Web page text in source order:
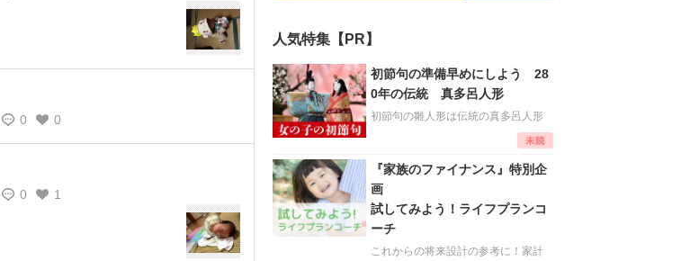
0 0
0 1
人気特集【PR】
初節句の準備早めにしよう 28
0年の伝統 真多呂人形
初節句の雛人形は伝統の真多呂人形
『家族のファイナンス』特別企
画
試してみよう！ライフプランコ
ーチ
これからの将来設計の参考に！家計